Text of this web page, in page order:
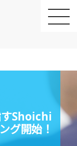
toggle
すShoichi
グ開始！